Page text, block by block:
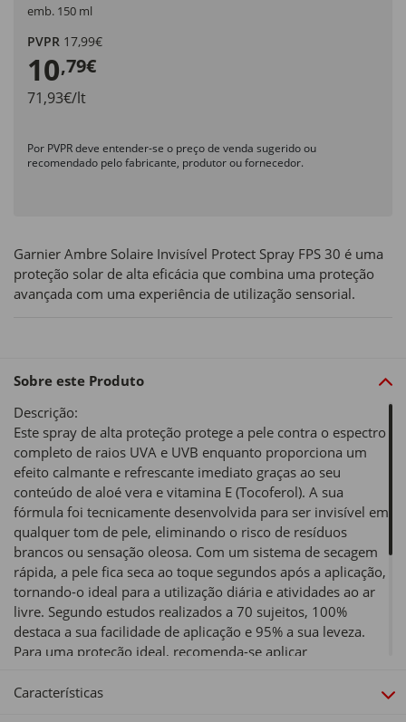
emb. 150 ml
PVPR 17,99€
10,79€
71,93€/lt
Por PVPR deve entender-se o preço de venda sugerido ou
recomendado pelo fabricante, produtor ou fornecedor.
Garnier Ambre Solaire Invisível Protect Spray FPS 30 é uma
proteção solar de alta eficácia que combina uma proteção
avançada com uma experiência de utilização sensorial.
Sobre este Produto
Descrição:
Este spray de alta proteção protege a pele contra o espectro
completo de raios UVA e UVB enquanto proporciona um
efeito calmante e refrescante imediato graças ao seu
conteúdo de aloé vera e vitamina E (Tocoferol). A sua
fórmula foi tecnicamente desenvolvida para ser invisível em
qualquer tom de pele, eliminando o risco de resíduos
brancos ou sensação oleosa. Com um sistema de secagem
rápida, a pele fica seca ao toque segundos após a aplicação,
tornando-o ideal para a utilização diária e atividades ao ar
livre. Segundo estudos realizados a 70 sujeitos, 100%
destaca a sua facilidade de aplicação e 95% a sua leveza.
Para uma proteção ideal, recomenda-se aplicar
ou secar-se com a toalha. Este produto é resistente à água,
Características